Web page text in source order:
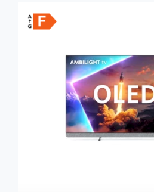
RAČUNALNIŠTVO